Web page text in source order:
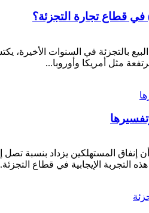
مثل أمريكا وأوروبا...
التجربة الإيجابية في قطاع التجزئة.